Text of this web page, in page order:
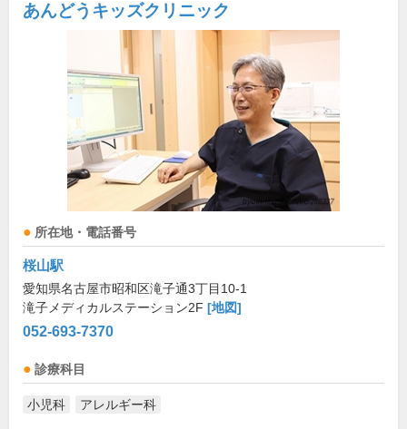
あんどうキッズクリニック
所在地・電話番号
桜山駅
愛知県名古屋市昭和区滝子通3丁目10-1
滝子メディカルステーション2F [地図]
052-693-7370
診療科目
小児科 アレルギー科